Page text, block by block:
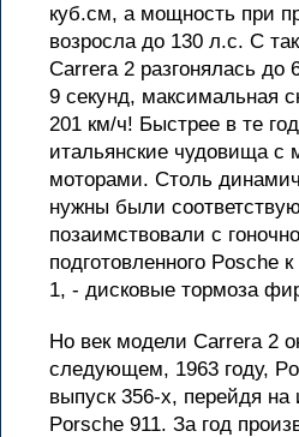
куб.см, а мощность при
возросла до 130 л.с. С
Carrera 2 разгонялась до
9 секунд, максимальная
201 км/ч! Быстрее в те
итальянские чудовища с
моторами. Столь
нужны были
позаимствовали с
подготовленного Posche
1, - дисковые тормоза
Но век модели Carrera 2
следующем, 1963 году,
выпуск 356-х, перейдя на
Porsche 911. За год